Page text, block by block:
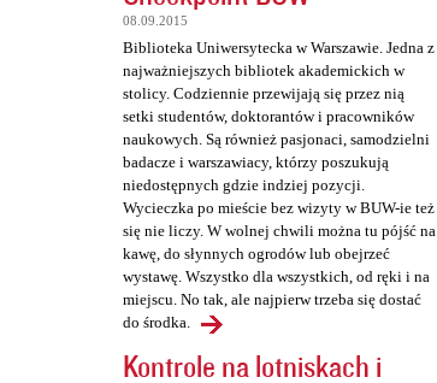
08.09.2015
Biblioteka Uniwersytecka w Warszawie. Jedna z
najważniejszych bibliotek akademickich w
stolicy. Codziennie przewijają się przez nią
setki studentów, doktorantów i pracowników
naukowych. Są również pasjonaci, samodzielni
badacze i warszawiacy, którzy poszukują
niedostępnych gdzie indziej pozycji.
Wycieczka po mieście bez wizyty w BUW-ie też
się nie liczy. W wolnej chwili można tu pójść na
kawę, do słynnych ogrodów lub obejrzeć
wystawę. Wszystko dla wszystkich, od ręki i na
miejscu. No tak, ale najpierw trzeba się dostać
do środka.
Kontrole na lotniskach i